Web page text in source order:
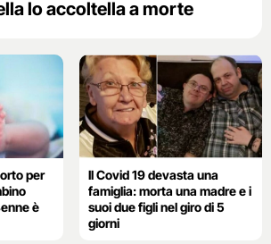
lo accoltella a morte
per
è
Il Covid 19 devasta una
famiglia: morta una madre e i
suoi due figli nel giro di 5
giorni